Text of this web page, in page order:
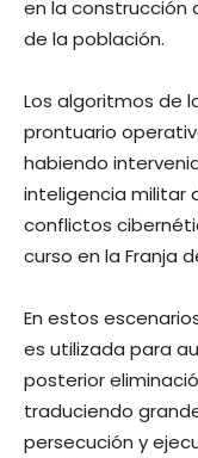
en la construcción
de la población.
Los algoritmos de
prontuario
habiendo
inteligencia militar
conflictos
curso en la Franja
En estos
es utilizada para
posterior
traduciendo
persecución y